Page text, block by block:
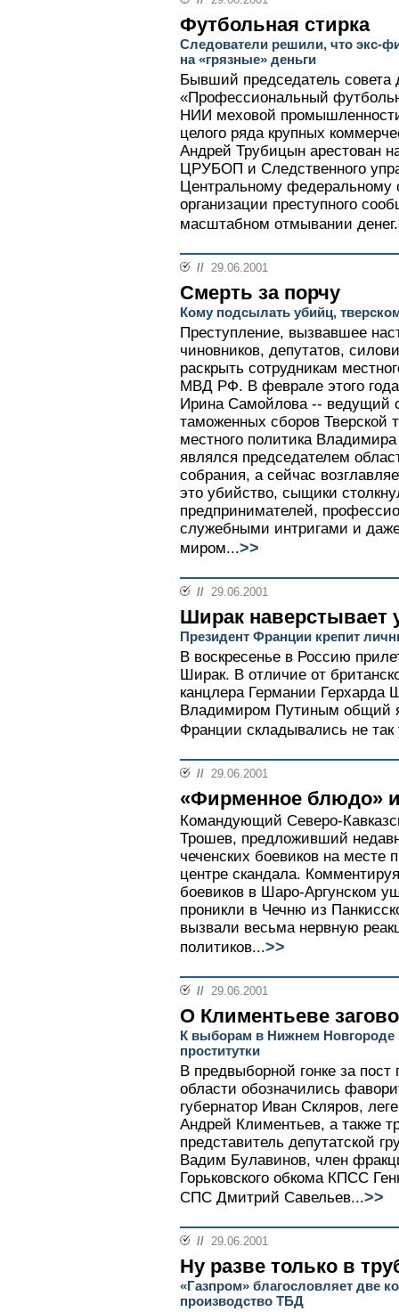
Футбольная стирка
Следователи решили, что экс-
на «грязные» деньги
Бывший председатель совета
«Профессиональный
НИИ меховой
целого ряда крупных
Андрей Трубицын арестован
ЦРУБОП и Следственного
Центральному федеральному
организации преступного
масштабном отмывании денег.
// 29.06.2001
Смерть за порчу
Кому подсылать убийц,
Преступление, вызвавшее
чиновников, депутатов,
раскрыть сотрудникам
МВД РФ. В феврале этого
Ирина Самойлова -- ведущий
таможенных сборов Тверской
местного политика
являлся председателем
собрания, а сейчас
это убийство, сыщики
предпринимателей,
служебными интригами и
миром...>>
// 29.06.2001
Ширак наверстывает
Президент Франции крепит
В воскресенье в Россию
Ширак. В отличие от
канцлера Германии Герхарда
Владимиром Путиным общий
Франции складывались не
// 29.06.2001
«Фирменное блюдо»
Командующий Северо-
Трошев, предложивший
чеченских боевиков на месте
центре скандала.
боевиков в Шаро-Аргунском
проникли в Чечню из
вызвали весьма нервную
политиков...>>
// 29.06.2001
О Климентьеве
К выборам в Нижнем
проститутки
В предвыборной гонке за пост
области обозначились
губернатор Иван Скляров,
Андрей Климентьев, а также
представитель депутатской
Вадим Булавинов, член
Горьковского обкома КПСС
СПС Дмитрий Савельев...>>
// 29.06.2001
Ну разве только в
«Газпром» благословляет две
производство ТБД